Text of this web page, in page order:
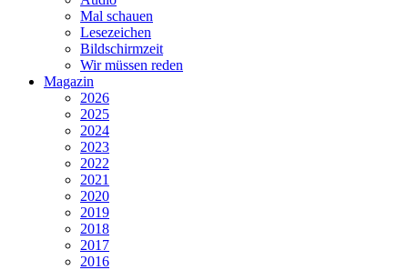
Mal schauen
Lesezeichen
Bildschirmzeit
Wir müssen reden
Magazin
2026
2025
2024
2023
2022
2021
2020
2019
2018
2017
2016